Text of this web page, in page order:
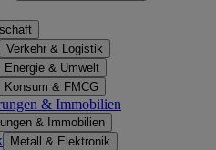
Verkehr & Logistik
Energie & Umwelt
Konsum & FMCG
& Immobilien
& Immobilien
Metall & Elektronik